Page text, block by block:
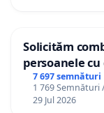
Solicităm
persoanele
7 697 semnături
1 769 Semnături
29 Jul 2026